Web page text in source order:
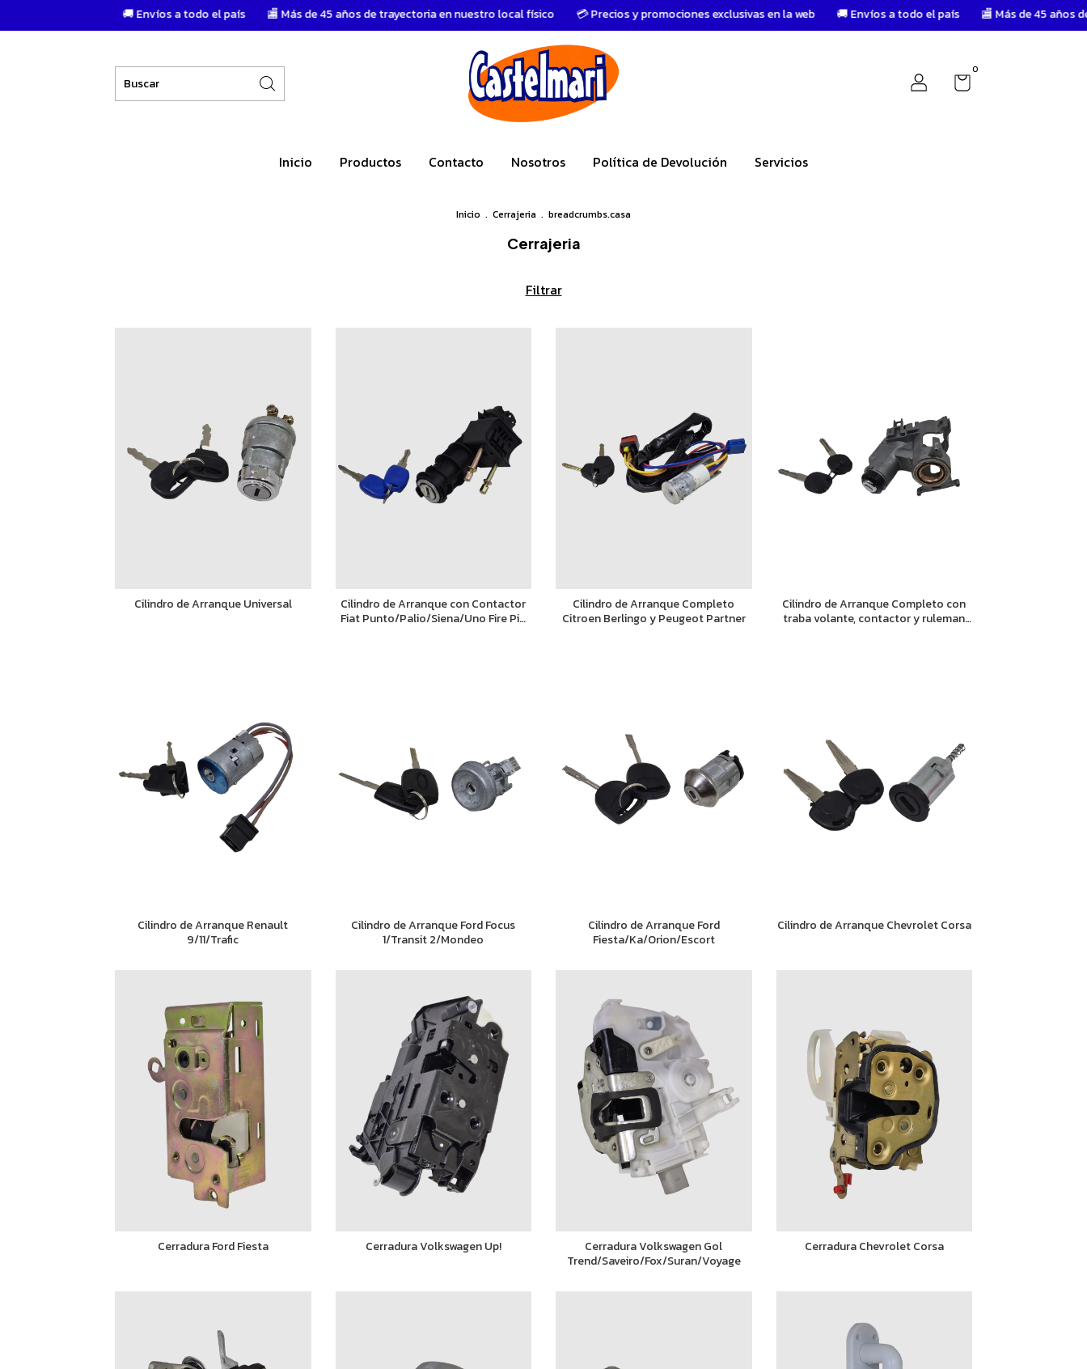
🚚 Envíos a todo el país 🏬 Más de 45 años de trayectoria en nuestro local físico 💳 Precios y promociones exclusivas en la web 🚚 Envíos a todo el país 🏬 Más de 45 años de
0
Inicio Productos Contacto Nosotros Política de Devolución Servicios
Inicio . Cerrajeria . breadcrumbs.casa
Cerrajeria
Filtrar
Cilindro de Arranque Universal
Cilindro de Arranque con Contactor
Fiat Punto/Palio/Siena/Uno Fire Pin
Cilindro de Arranque Completo
Citroen Berlingo y Peugeot Partner
Cilindro de Arranque Completo con
traba volante, contactor y ruleman
Cilindro de Arranque Renault
9/11/Trafic
Cilindro de Arranque Ford Focus
1/Transit 2/Mondeo
Cilindro de Arranque Ford
Fiesta/Ka/Orion/Escort
Cilindro de Arranque Chevrolet Corsa
Cerradura Ford Fiesta Cerradura Volkswagen Up!
Cerradura Volkswagen Gol
Trend/Saveiro/Fox/Suran/Voyage
Cerradura Chevrolet Corsa